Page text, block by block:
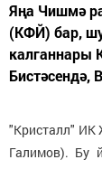
Яңа Чишмә
(КФЙ) бар,
калганнары
Бистәсендә,
"Кристалл" ИК
Галимов). Бу